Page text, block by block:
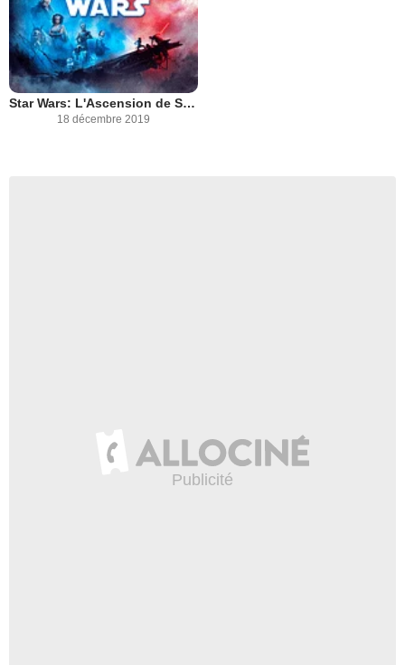
Star Wars: L'Ascension de Skywalker
18 décembre 2019